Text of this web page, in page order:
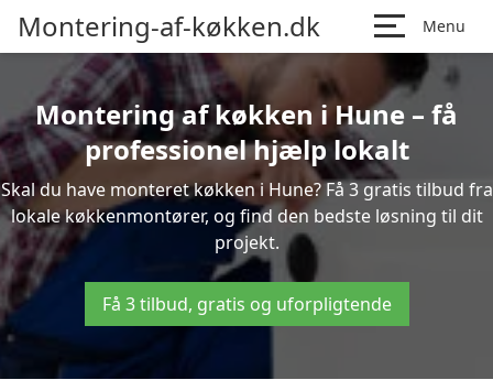
Montering-af-køkken.dk Menu
Montering af køkken i Hune – få
professionel hjælp lokalt
Skal du have monteret køkken i Hune? Få 3 gratis tilbud fra
lokale køkkenmontører, og find den bedste løsning til dit
projekt.
Få 3 tilbud, gratis og uforpligtende